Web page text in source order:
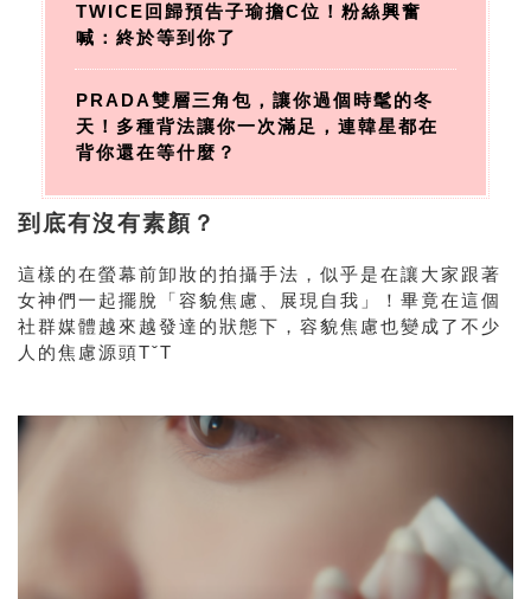
TWICE回歸預告子瑜擔C位！粉絲興奮
喊：終於等到你了
PRADA雙層三角包，讓你過個時髦的冬
天！多種背法讓你一次滿足，連韓星都在
背你還在等什麼？
到底有沒有素顏？
這樣的在螢幕前卸妝的拍攝手法，似乎是在讓大家跟著
女神們一起擺脫「容貌焦慮、展現自我」！畢竟在這個
社群媒體越來越發達的狀態下，容貌焦慮也變成了不少
人的焦慮源頭TˇT